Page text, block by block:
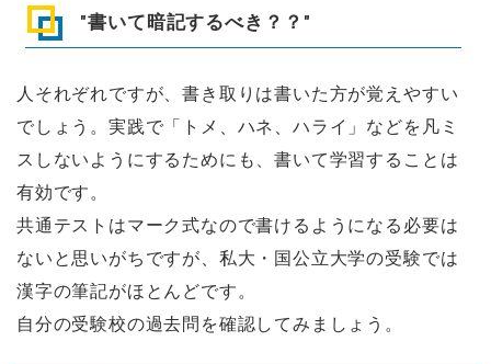
"書いて暗記するべき？？"
人それぞれですが、書き取りは書いた方が覚えやすい
でしょう。実践で「トメ、ハネ、ハライ」などを凡ミ
スしないようにするためにも、書いて学習することは
有効です。
共通テストはマーク式なので書けるようになる必要は
ないと思いがちですが、私大・国公立大学の受験では
漢字の筆記がほとんどです。
自分の受験校の過去問を確認してみましょう。